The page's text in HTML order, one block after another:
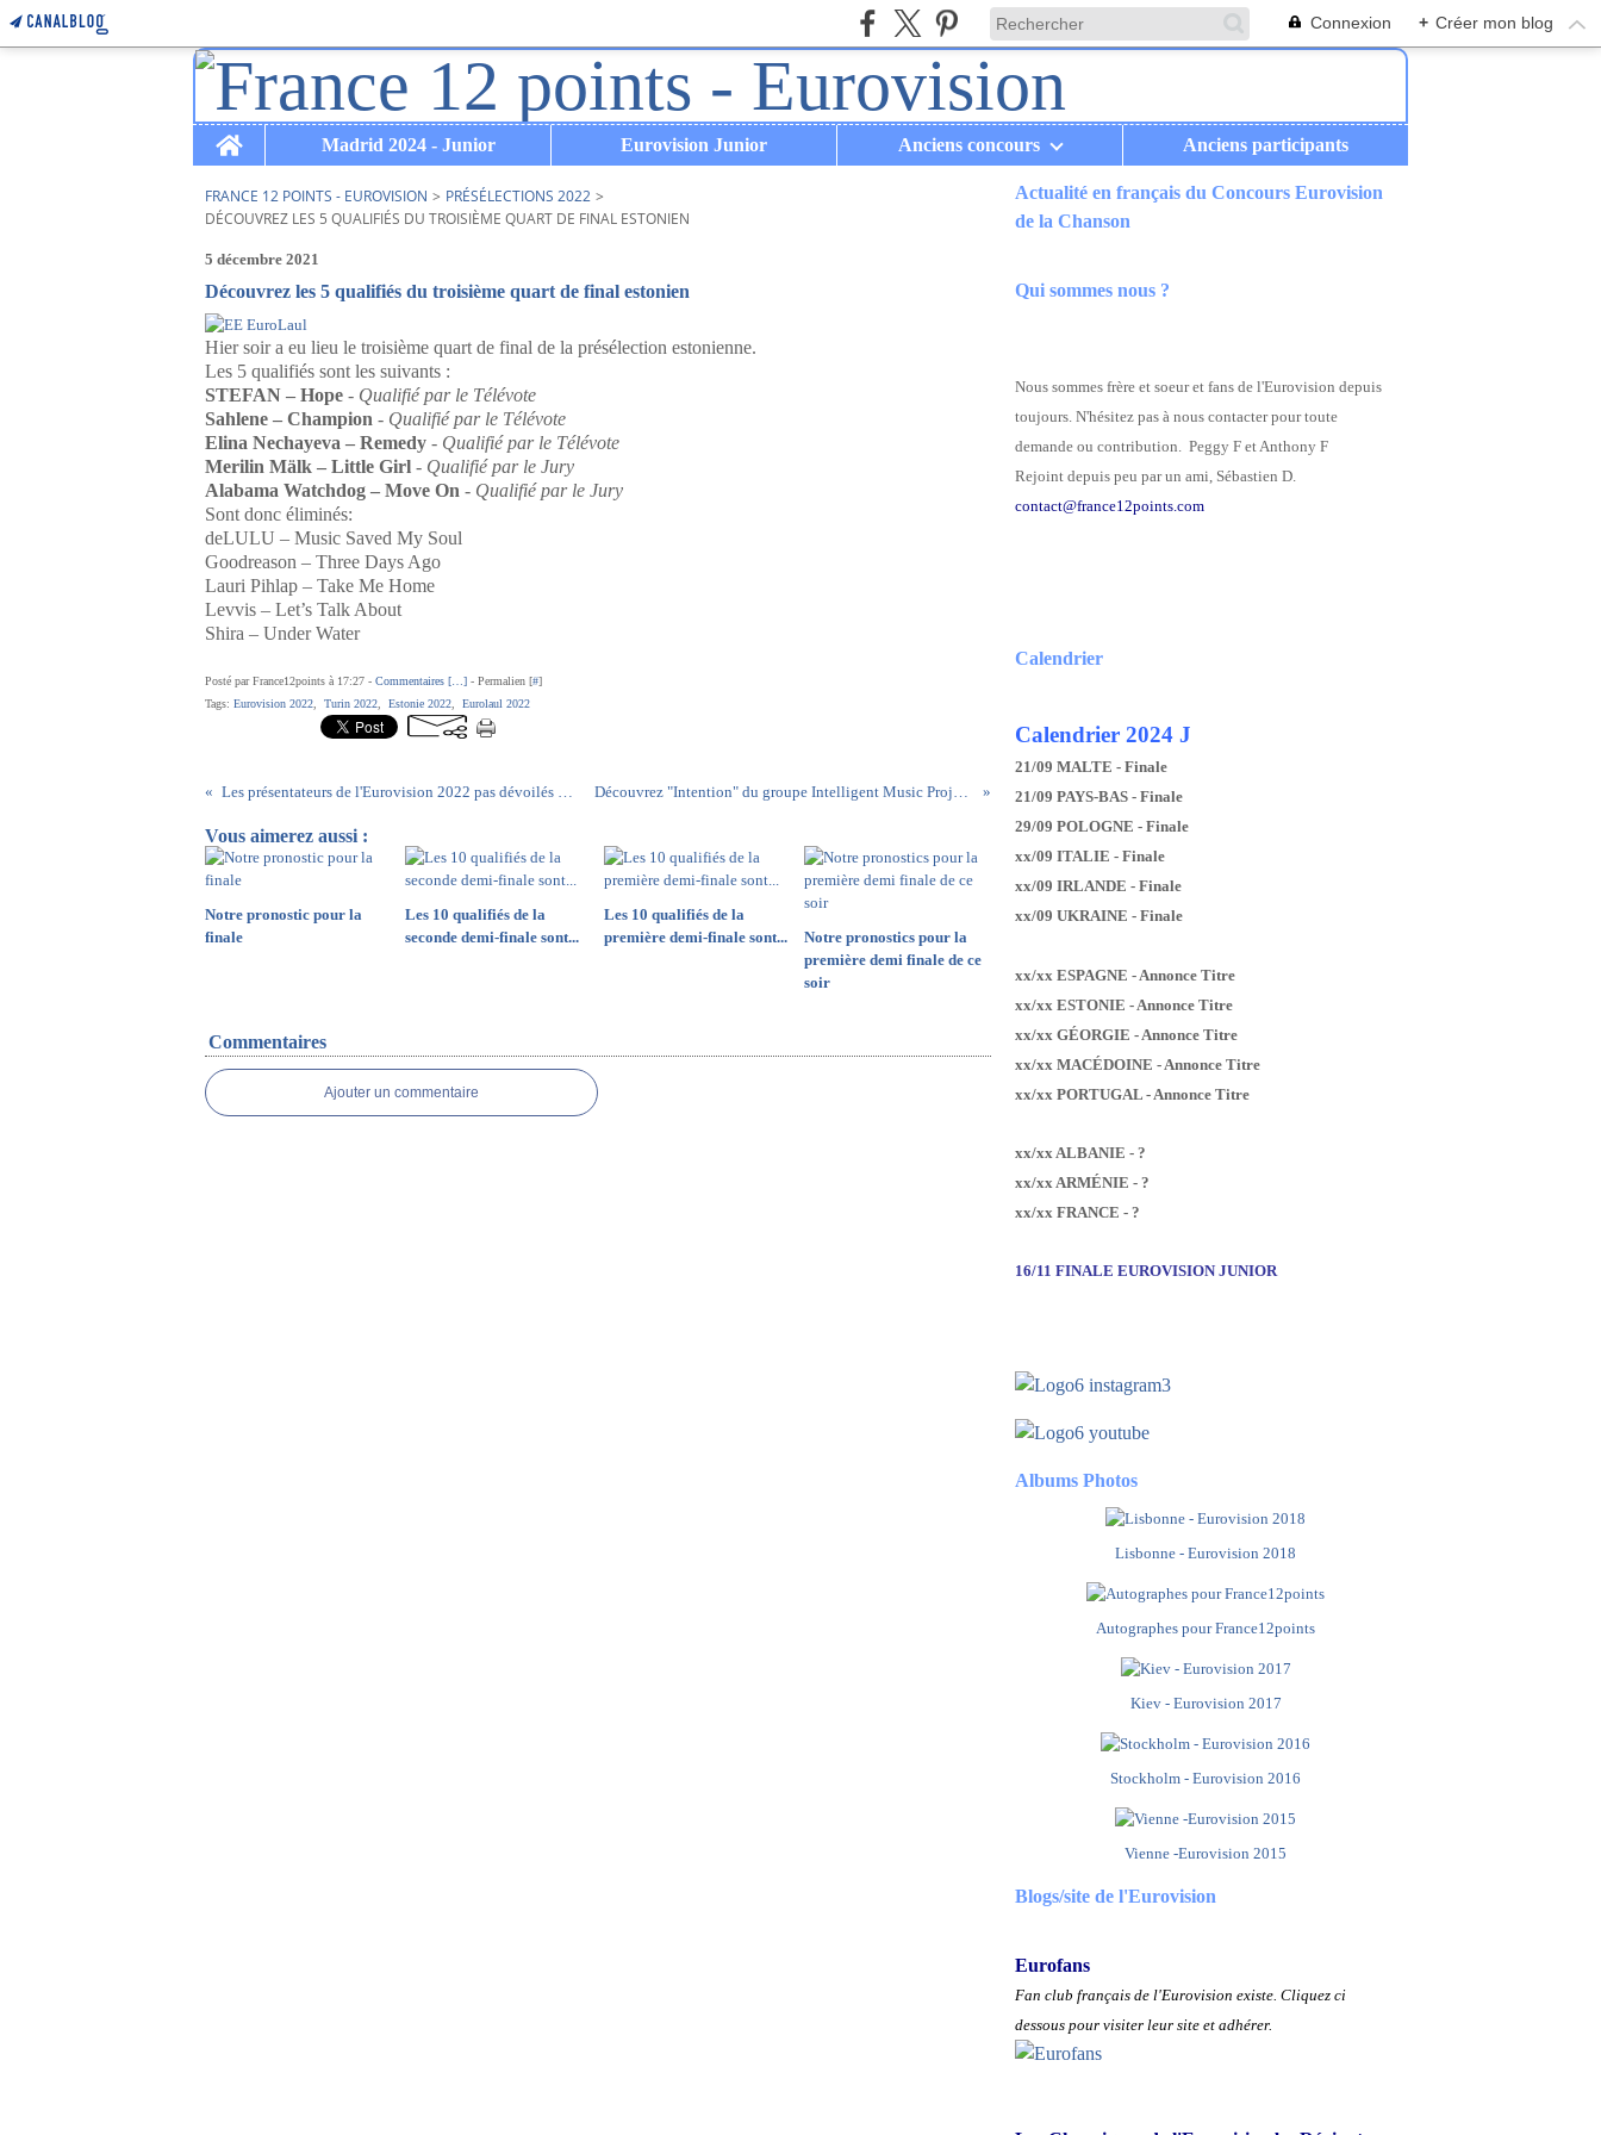
Connexion + Créer mon blog
Home
Madrid 2024 - Junior Eurovision Junior Anciens concours Anciens participants
FRANCE 12 POINTS - EUROVISION > PRÉSÉLECTIONS 2022 >
DÉCOUVREZ LES 5 QUALIFIÉS DU TROISIÈME QUART DE FINAL ESTONIEN
5 décembre 2021
Découvrez les 5 qualifiés du troisième quart de final estonien
Hier soir a eu lieu le troisième quart de final de la présélection estonienne.
Les 5 qualifiés sont les suivants :
STEFAN – Hope - Qualifié par le Télévote
Sahlene – Champion - Qualifié par le Télévote
Elina Nechayeva – Remedy - Qualifié par le Télévote
Merilin Mälk – Little Girl - Qualifié par le Jury
Alabama Watchdog – Move On - Qualifié par le Jury
Sont donc éliminés:
deLULU – Music Saved My Soul
Goodreason – Three Days Ago
Lauri Pihlap – Take Me Home
Levvis – Let’s Talk About
Shira – Under Water
Posté par France12points à 17:27 - Commentaires [ ] - Permalien [#]
Tags: Eurovision 2022 Turin 2022 Estonie 2022 Eurolaul 2022
Les présentateurs de l'Eurovision 2022 pas dévoilés avant début février Découvrez "Intention" du groupe Intelligent Music Project pour la Bulgarie
Vous aimerez aussi :
Notre pronostic pour la
finale
Les 10 qualifiés de la
seconde demi-finale sont...
Les 10 qualifiés de la
première demi-finale sont...
Notre pronostics pour la
première demi finale de ce
soir
Commentaires
Ajouter un commentaire
Actualité en français du Concours Eurovision
de la Chanson
Qui sommes nous ?
Nous sommes frère et soeur et fans de l'Eurovision depuis
toujours. N'hésitez pas à nous contacter pour toute
demande ou contribution. Peggy F et Anthony F
Rejoint depuis peu par un ami, Sébastien D.
contact@france12points.com
Calendrier
Calendrier 2024 J
21/09 MALTE - Finale
21/09 PAYS-BAS - Finale
29/09 POLOGNE - Finale
xx/09 ITALIE - Finale
xx/09 IRLANDE - Finale
xx/09 UKRAINE - Finale
xx/xx ESPAGNE - Annonce Titre
xx/xx ESTONIE - Annonce Titre
xx/xx GÉORGIE - Annonce Titre
xx/xx MACÉDOINE - Annonce Titre
xx/xx PORTUGAL - Annonce Titre
xx/xx ALBANIE - ?
xx/xx ARMÉNIE - ?
xx/xx FRANCE - ?
16/11 FINALE EUROVISION JUNIOR
Albums Photos
Lisbonne - Eurovision 2018
Autographes pour France12points
Kiev - Eurovision 2017
Stockholm - Eurovision 2016
Vienne -Eurovision 2015
Blogs/site de l'Eurovision
Eurofans
Fan club français de l'Eurovision existe. Cliquez ci
dessous pour visiter leur site et adhérer.